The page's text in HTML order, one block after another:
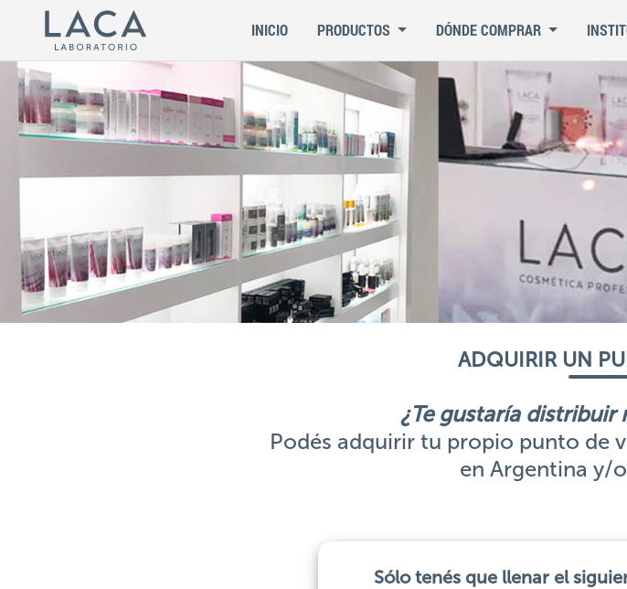
INICIO PRODUCTOS DÓNDE COMPRAR
ADQUIRIR UN
¿Te gustaría
Podés adquirir tu propio punto de
en Argentina y/
Sólo tenés que llenar el